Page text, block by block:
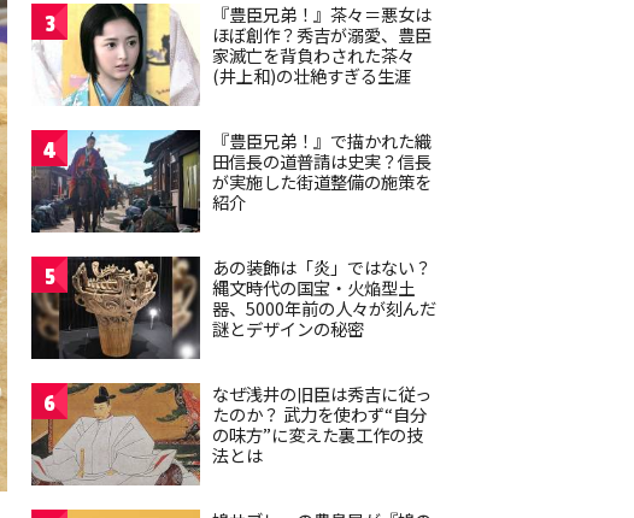
3
『豊臣兄弟！』茶々＝悪女は
ほぼ創作？秀吉が溺愛、豊臣
家滅亡を背負わされた茶々
(井上和)の壮絶すぎる生涯
4
『豊臣兄弟！』で描かれた織
田信長の道普請は史実？信長
が実施した街道整備の施策を
紹介
5
あの装飾は「炎」ではない？
縄文時代の国宝・火焔型土
器、5000年前の人々が刻んだ
謎とデザインの秘密
6
なぜ浅井の旧臣は秀吉に従っ
たのか？ 武力を使わず“自分
の味方”に変えた裏工作の技
法とは